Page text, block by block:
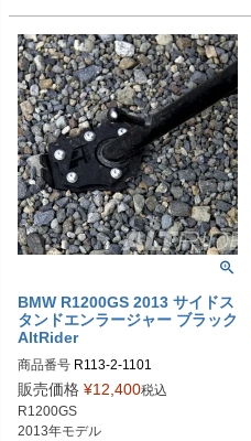
BMW R1200GS 2013 サイドス
タンドエンラージャー ブラック
AltRider
商品番号 R113-2-1101
alt_R113-2-1101
販売価格 ¥12,400税込
R1200GS
2013年モデル